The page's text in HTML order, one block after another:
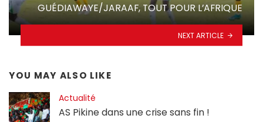
GUÉDIAWAYE/JARAAF, TOUT POUR L’AFRIQUE
NEXT ARTICLE
YOU MAY ALSO LIKE
Actualité
AS Pikine dans une crise sans fin !